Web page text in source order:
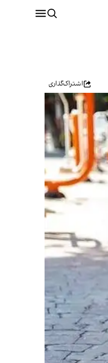
اشتراک‌گذاری